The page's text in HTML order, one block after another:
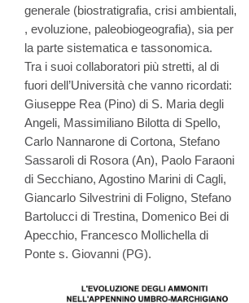
generale (biostratigrafia, crisi ambientali,
, evoluzione, paleobiogeografia), sia per
la parte sistematica e tassonomica.
Tra i suoi collaboratori più stretti, al di
fuori dell’Università che vanno ricordati:
Giuseppe Rea (Pino) di S. Maria degli
Angeli, Massimiliano Bilotta di Spello,
Carlo Nannarone di Cortona, Stefano
Sassaroli di Rosora (An), Paolo Faraoni
di Secchiano, Agostino Marini di Cagli,
Giancarlo Silvestrini di Foligno, Stefano
Bartolucci di Trestina, Domenico Bei di
Apecchio, Francesco Mollichella di
Ponte s. Giovanni (PG).